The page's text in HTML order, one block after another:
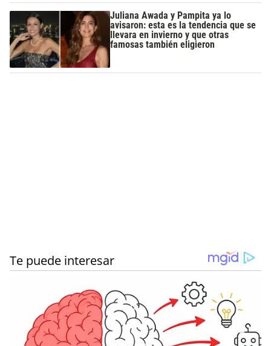
Juliana Awada y Pampita ya lo
avisaron: esta es la tendencia que se
llevara en invierno y que otras
famosas también eligieron